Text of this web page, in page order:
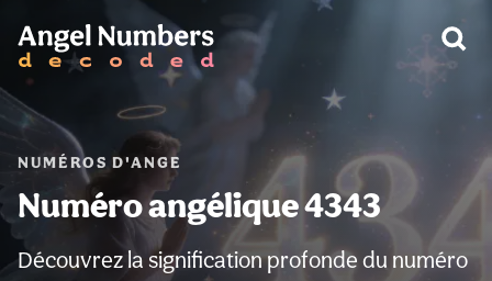
NUMÉROS D'ANGE
Numéro angélique 4343
Découvrez la signification profonde du numéro
AVERTISSEMENT: